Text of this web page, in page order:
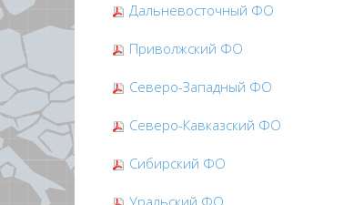
Дальневосточный ФО
Приволжский ФО
Северо-Западный ФО
Северо-Кавказский ФО
Сибирский ФО
Уральский ФО